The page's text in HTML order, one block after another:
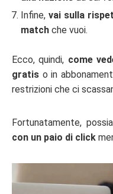
Infine, vai sulla
match che vuoi.
Ecco, quindi, come
gratis o in
restrizioni che ci
Fortunatamente,
con un paio di click